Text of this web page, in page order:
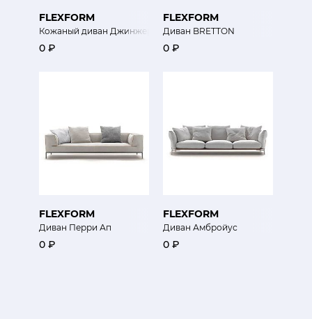
FLEXFORM
Кожаный диван Джинжер
0 ₽
FLEXFORM
Диван BRETTON
0 ₽
FLEXFORM
Диван Перри Ап
0 ₽
FLEXFORM
Диван Амбройус
0 ₽